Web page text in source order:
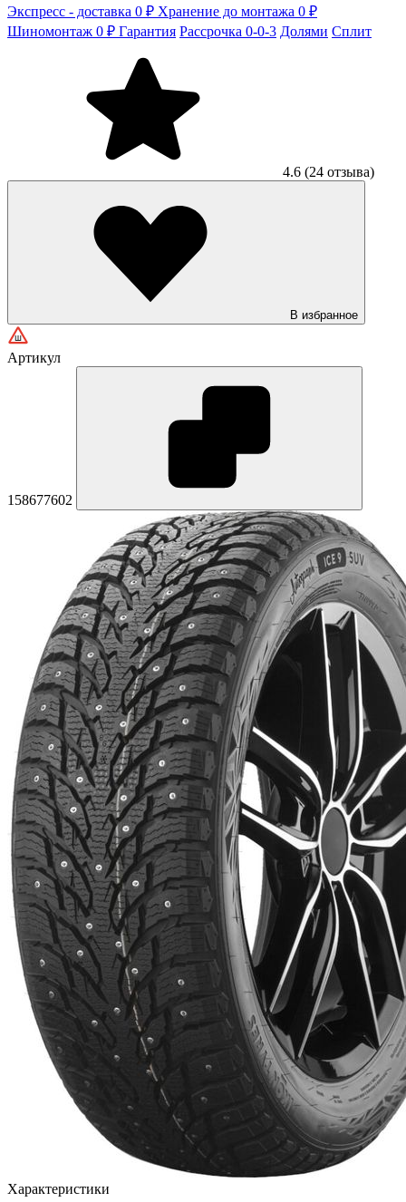
Экспресс - доставка 0 ₽ Хранение до монтажа 0 ₽
Шиномонтаж 0 ₽ Гарантия Рассрочка 0-0-3 Долями Сплит
4.6 (24 отзыва)
В избранное
Артикул
158677602
Характеристики